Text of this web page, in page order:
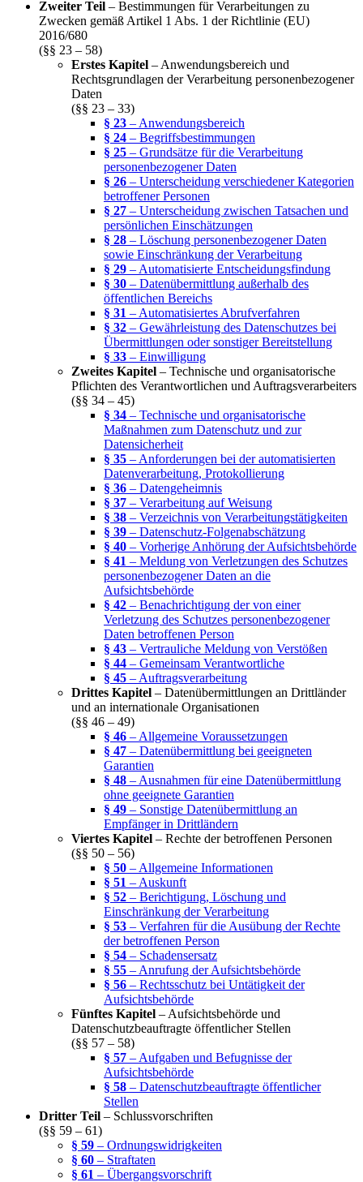
Zweiter Teil – Bestimmungen für Verarbeitungen zu
Zwecken gemäß Artikel 1 Abs. 1 der Richtlinie (EU)
2016/680
(§§ 23 – 58)
Erstes Kapitel – Anwendungsbereich und
Rechtsgrundlagen der Verarbeitung personenbezogener
Daten
(§§ 23 – 33)
§ 23 – Anwendungsbereich
§ 24 – Begriffsbestimmungen
§ 25 – Grundsätze für die Verarbeitung
personenbezogener Daten
§ 26 – Unterscheidung verschiedener Kategorien
betroffener Personen
§ 27 – Unterscheidung zwischen Tatsachen und
persönlichen Einschätzungen
§ 28 – Löschung personenbezogener Daten
sowie Einschränkung der Verarbeitung
§ 29 – Automatisierte Entscheidungsfindung
§ 30 – Datenübermittlung außerhalb des
öffentlichen Bereichs
§ 31 – Automatisiertes Abrufverfahren
§ 32 – Gewährleistung des Datenschutzes bei
Übermittlungen oder sonstiger Bereitstellung
§ 33 – Einwilligung
Zweites Kapitel – Technische und organisatorische
Pflichten des Verantwortlichen und Auftragsverarbeiters
(§§ 34 – 45)
§ 34 – Technische und organisatorische
Maßnahmen zum Datenschutz und zur
Datensicherheit
§ 35 – Anforderungen bei der automatisierten
Datenverarbeitung, Protokollierung
§ 36 – Datengeheimnis
§ 37 – Verarbeitung auf Weisung
§ 38 – Verzeichnis von Verarbeitungstätigkeiten
§ 39 – Datenschutz-Folgenabschätzung
§ 40 – Vorherige Anhörung der Aufsichtsbehörde
§ 41 – Meldung von Verletzungen des Schutzes
personenbezogener Daten an die
Aufsichtsbehörde
§ 42 – Benachrichtigung der von einer
Verletzung des Schutzes personenbezogener
Daten betroffenen Person
§ 43 – Vertrauliche Meldung von Verstößen
§ 44 – Gemeinsam Verantwortliche
§ 45 – Auftragsverarbeitung
Drittes Kapitel – Datenübermittlungen an Drittländer
und an internationale Organisationen
(§§ 46 – 49)
§ 46 – Allgemeine Voraussetzungen
§ 47 – Datenübermittlung bei geeigneten
Garantien
§ 48 – Ausnahmen für eine Datenübermittlung
ohne geeignete Garantien
§ 49 – Sonstige Datenübermittlung an
Empfänger in Drittländern
Viertes Kapitel – Rechte der betroffenen Personen
(§§ 50 – 56)
§ 50 – Allgemeine Informationen
§ 51 – Auskunft
§ 52 – Berichtigung, Löschung und
Einschränkung der Verarbeitung
§ 53 – Verfahren für die Ausübung der Rechte
der betroffenen Person
§ 54 – Schadensersatz
§ 55 – Anrufung der Aufsichtsbehörde
§ 56 – Rechtsschutz bei Untätigkeit der
Aufsichtsbehörde
Fünftes Kapitel – Aufsichtsbehörde und
Datenschutzbeauftragte öffentlicher Stellen
(§§ 57 – 58)
§ 57 – Aufgaben und Befugnisse der
Aufsichtsbehörde
§ 58 – Datenschutzbeauftragte öffentlicher
Stellen
Dritter Teil – Schlussvorschriften
(§§ 59 – 61)
§ 59 – Ordnungswidrigkeiten
§ 60 – Straftaten
§ 61 – Übergangsvorschrift